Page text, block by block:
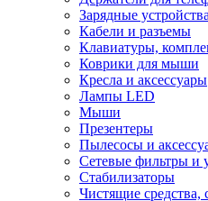
Зарядные устройства
Кабели и разъемы
Клавиатуры,
Коврики для мыши
Кресла и аксессуары
Лампы LED
Мыши
Презентеры
Пылесосы и
Сетевые фильтры и
Стабилизаторы
Чистящие средства,